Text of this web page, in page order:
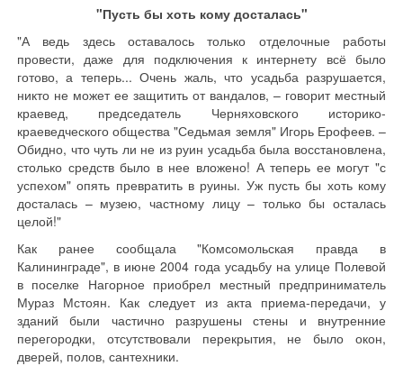
"Пусть бы хоть кому досталась"
"А ведь здесь оставалось только отделочные работы
провести, даже для подключения к интернету всё было
готово, а теперь... Очень жаль, что усадьба разрушается,
никто не может ее защитить от вандалов, – говорит местный
краевед, председатель Черняховского историко-
краеведческого общества "Седьмая земля" Игорь Ерофеев. –
Обидно, что чуть ли не из руин усадьба была восстановлена,
столько средств было в нее вложено! А теперь ее могут "с
успехом" опять превратить в руины. Уж пусть бы хоть кому
досталась – музею, частному лицу – только бы осталась
целой!"
Как ранее сообщала "Комсомольская правда в
Калининграде", в июне 2004 года усадьбу на улице Полевой
в поселке Нагорное приобрел местный предприниматель
Мураз Мстоян. Как следует из акта приема-передачи, у
зданий были частично разрушены стены и внутренние
перегородки, отсутствовали перекрытия, не было окон,
дверей, полов, сантехники.